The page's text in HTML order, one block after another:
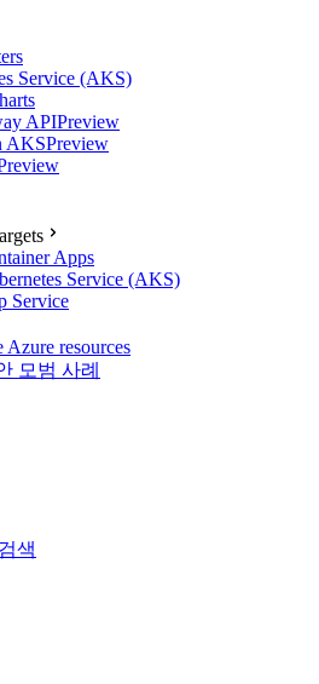
Service (AKS)
APIPreview
AKSPreview
Apps
Service (AKS)
Service
Azure resources
모범 사례
색